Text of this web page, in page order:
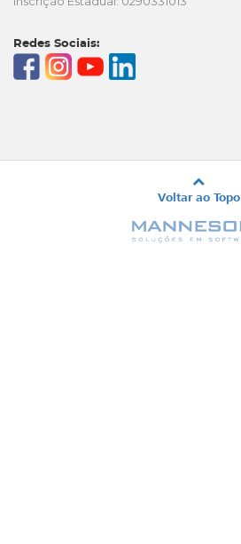
Redes Sociais:
Voltar ao Topo